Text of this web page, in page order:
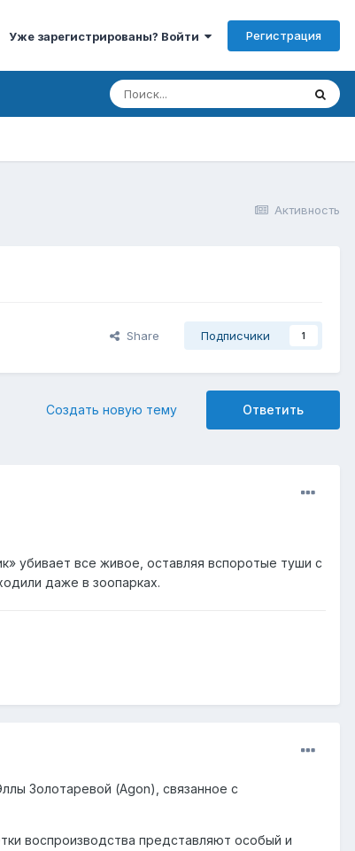
Уже зарегистрированы? Войти Регистрация
Активность
Share Подписчики 1
Ответить
Создать новую тему
убивает все живое, оставляя вспоротые туши с
даже в зоопарках.
Золотаревой (Agon), связанное с
воспроизводства представляют особый и